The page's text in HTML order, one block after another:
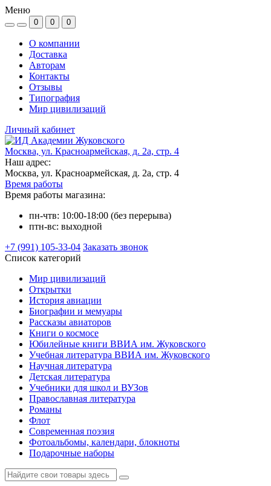
Меню
0 0 0
О компании
Доставка
Авторам
Контакты
Отзывы
Типография
Мир цивилизаций
Личный кабинет
Москва, ул. Красноармейская, д. 2а, стр. 4
Наш адрес:
Москва, ул. Красноармейская, д. 2а, стр. 4
Время работы
Время работы магазина:
пн-чтв: 10:00-18:00 (без перерыва)
птн-вс: выходной
+7 (991) 105-33-04 Заказать звонок
Список категорий
Мир цивилизаций
Открытки
История авиации
Биографии и мемуары
Рассказы авиаторов
Книги о космосе
Юбилейные книги ВВИА им. Жуковского
Учебная литература ВВИА им. Жуковского
Научная литература
Детская литература
Учебники для школ и ВУЗов
Православная литература
Романы
Флот
Современная поэзия
Фотоальбомы, календари, блокноты
Подарочные наборы